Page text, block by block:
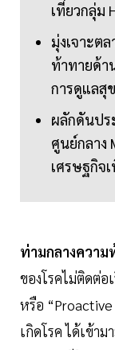
เที่ยวกลุ่ม
มุ่งเจาะต
ท้าทายด้า
การดูแลสุ
ผลักดันปร
ศูนย์กลาง
เศรษฐกิจ
ท่ามกลางความ
ของโรคไม่ติดต่อ
หรือ
เกิดโรค ได้เข้า